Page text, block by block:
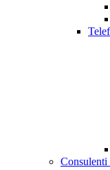
Consulenti